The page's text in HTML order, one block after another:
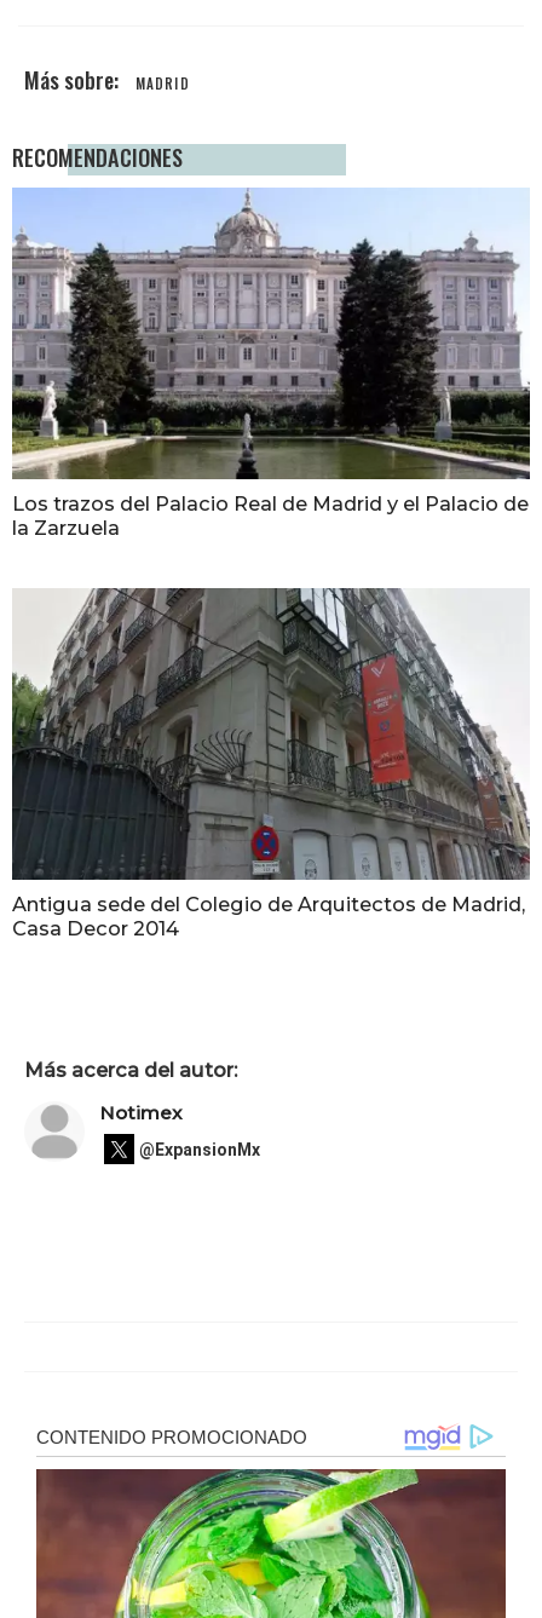
MADRID
RECOMENDACIONES
Los trazos del Palacio Real de Madrid y el Palacio de
la Zarzuela
Antigua sede del Colegio de Arquitectos de Madrid,
Casa Decor 2014
Más acerca del autor:
Notimex
@ExpansionMx